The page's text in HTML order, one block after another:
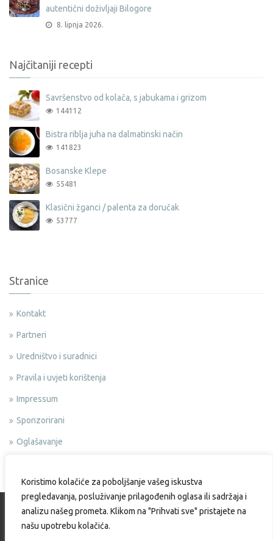
Koristimo kolačiće za poboljšanje vašeg iskustva
pregledavanja, posluživanje prilagođenih oglasa ili sadržaja i
analizu našeg prometa. Klikom na "Prihvati sve" pristajete na
našu upotrebu kolačića.
autentični doživljaji Bilogore
8. lipnja 2026.
Najčitaniji recepti
Savršenstvo od kolača, s jabukama i grizom
144112
Bistra riblja juha na dalmatinski način
141823
Bosanske Klepe
55481
Klasični žganci / palenta za doručak
53777
Stranice
Kontakt
Partneri
Uredništvo i suradnici
Pravila i uvjeti korištenja
Impressum
Sponzorirani
Oglašavanje